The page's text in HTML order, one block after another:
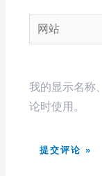
箱
*
网
站
我的显示名称
论时使用。